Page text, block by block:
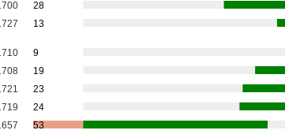
28
13
9
19
23
24
53